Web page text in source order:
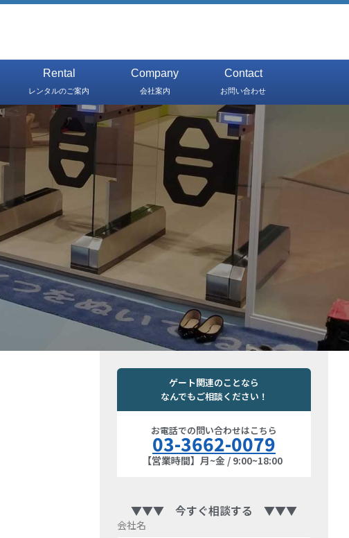
Rental
レンタルのご案内
Company
会社案内
Contact
お問い合わせ
ゲート関連のことなら
なんでもご相談ください！
お電話での問い合わせはこちら
03-3662-0079
【営業時間】月~金 / 9:00~18:00
▼▼▼ 今すぐ相談する ▼▼▼
会社名